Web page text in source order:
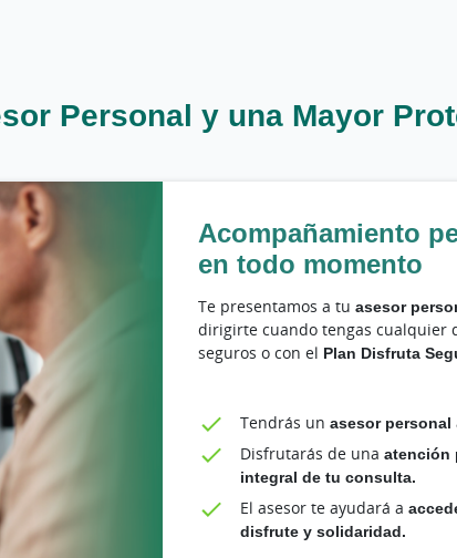
Personal y una Mayor
Acompañamiento
en todo momento
Te presentamos a tu asesor
dirigirte cuando tengas cualquier
seguros o con el Plan Disfruta
Tendrás un asesor personal
Disfrutarás de una atención
integral de tu consulta.
El asesor te ayudará a
disfrute y solidaridad.